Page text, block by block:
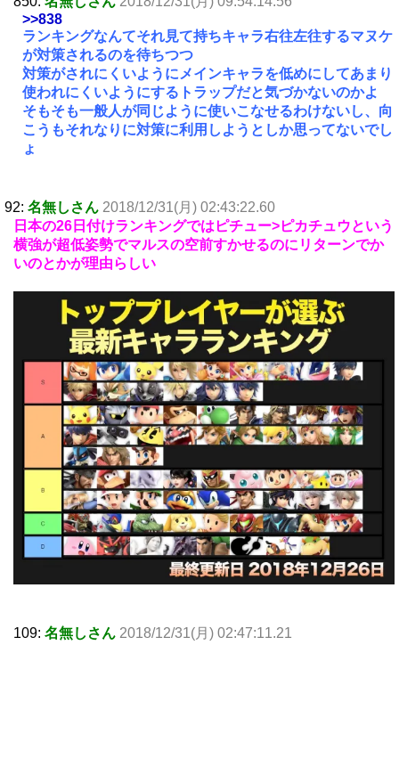
>>838
ランキングなんてそれ見て持ちキャラ右往左往するマヌケ
が対策されるのを待ちつつ
対策がされにくいようにメインキャラを低めにしてあまり
使われにくいようにするトラップだと気づかないのかよ
そもそも一般人が同じように使いこなせるわけないし、向
こうもそれなりに対策に利用しようとしか思ってないでし
ょ
92: 名無しさん 2018/12/31(月) 02:43:22.60
日本の26日付けランキングではピチュー>ピカチュウという
横強が超低姿勢でマルスの空前すかせるのにリターンでか
いのとかが理由らしい
109: 名無しさん 2018/12/31(月) 02:47:11.21